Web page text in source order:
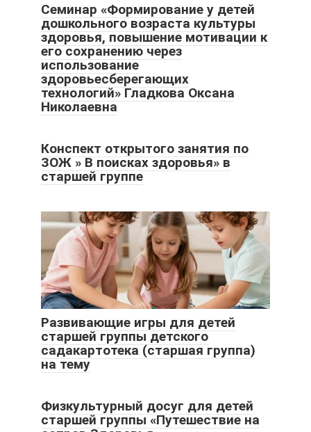
Семинар «Формирование у детей
дошкольного возраста культуры
здоровья, повышение мотивации к
его сохранению через
использование
здоровьесберегающих
технологий» Гладкова Оксана
Николаевна
Конспект открытого занятия по
ЗОЖ » В поисках здоровья» в
старшей группе
Развивающие игры для детей
старшей группы детского
садакартотека (старшая группа)
на тему
Физкультурный досуг для детей
старшей группы «Путешествие на